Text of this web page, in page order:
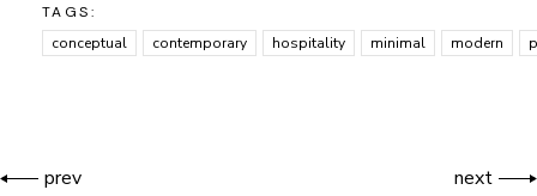
TAGS:
conceptual
contemporary hospitality minimal modern
prev next